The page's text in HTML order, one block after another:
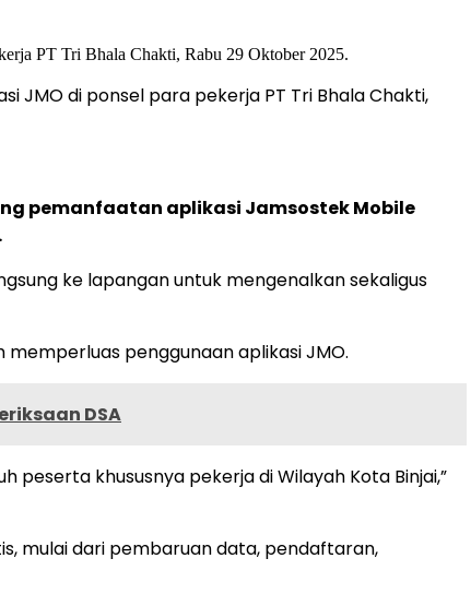
JMO di ponsel para pekerja PT Tri Bhala Chakti,
pemanfaatan aplikasi Jamsostek Mobile
ke lapangan untuk mengenalkan sekaligus
penggunaan aplikasi JMO.
DSA
peserta khususnya pekerja di Wilayah Kota Binjai,”
mulai dari pembaruan data, pendaftaran,